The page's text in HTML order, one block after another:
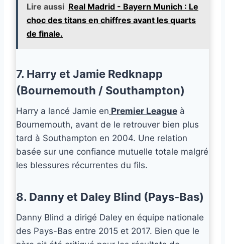
Lire aussi Real Madrid - Bayern Munich : Le
choc des titans en chiffres avant les quarts
de finale.
7. Harry et Jamie Redknapp
(Bournemouth / Southampton)
Harry a lancé Jamie en Premier League à
Bournemouth, avant de le retrouver bien plus
tard à Southampton en 2004. Une relation
basée sur une confiance mutuelle totale malgré
les blessures récurrentes du fils.
8. Danny et Daley Blind (Pays-Bas)
Danny Blind a dirigé Daley en équipe nationale
des Pays-Bas entre 2015 et 2017. Bien que le